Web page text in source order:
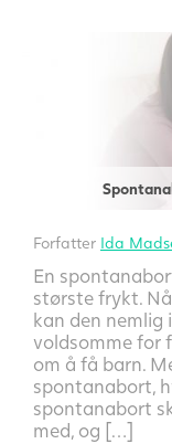
Forfatter Ida
En
største frykt.
kan den nemlig
voldsomme for
om å få barn.
spontanabort,
spontanabort
med, og […]